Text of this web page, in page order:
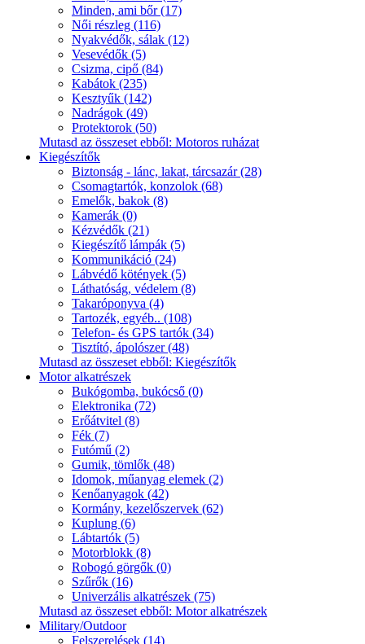
Minden, ami bőr (17)
Női részleg (116)
Nyakvédők, sálak (12)
Vesevédők (5)
Csizma, cipő (84)
Kabátok (235)
Kesztyűk (142)
Nadrágok (49)
Protektorok (50)
Mutasd az összeset ebből: Motoros ruházat
Kiegészítők
Biztonság - lánc, lakat, tárcsazár (28)
Csomagtartók, konzolok (68)
Emelők, bakok (8)
Kamerák (0)
Kézvédők (21)
Kiegészítő lámpák (5)
Kommunikáció (24)
Lábvédő kötények (5)
Láthatóság, védelem (8)
Takaróponyva (4)
Tartozék, egyéb.. (108)
Telefon- és GPS tartók (34)
Tisztító, ápolószer (48)
Mutasd az összeset ebből: Kiegészítők
Motor alkatrészek
Bukógomba, bukócső (0)
Elektronika (72)
Erőátvitel (8)
Fék (7)
Futómű (2)
Gumik, tömlők (48)
Idomok, műanyag elemek (2)
Kenőanyagok (42)
Kormány, kezelőszervek (62)
Kuplung (6)
Lábtartók (5)
Motorblokk (8)
Robogó görgők (0)
Szűrők (16)
Univerzális alkatrészek (75)
Mutasd az összeset ebből: Motor alkatrészek
Military/Outdoor
Felszerelések (14)